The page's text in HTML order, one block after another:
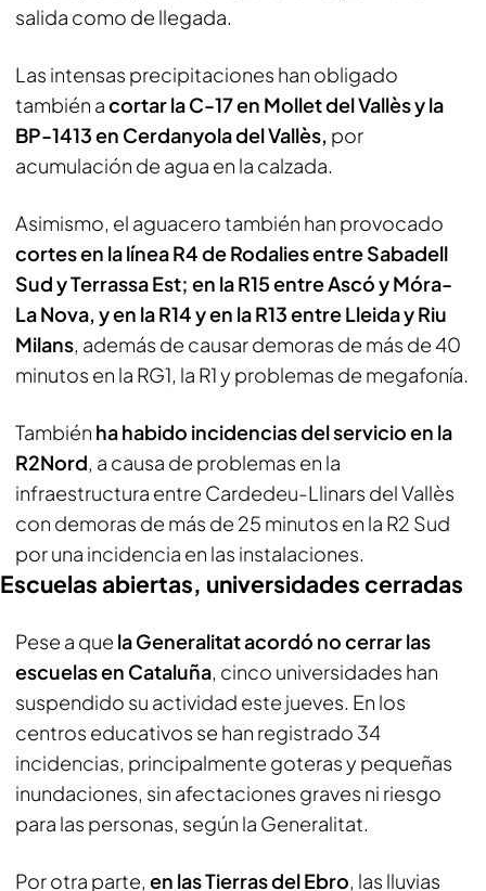
salida como de llegada.
Las intensas precipitaciones han obligado
también acortar la C-17 en Mollet del Vallès y la
BP-1413 en Cerdanyola del Vallès, por
acumulación de agua en la calzada.
Asimismo, el aguacero también han provocado
cortes en la línea R4 de Rodalies entre Sabadell
Sud y Terrassa Est; en la R15 entre Ascó y Móra-
La Nova, y en la R14 y en la R13 entre Lleida y Riu
Milans, además de causar demoras de más de 40
minutos en la RG1, la R1 y problemas de megafonía.
También ha habido incidencias del servicio en la
R2Nord, a causa de problemas en la
infraestructura entre Cardedeu-Llinars del Vallès
con demoras de más de 25 minutos en la R2 Sud
por una incidencia en las instalaciones.
Escuelas abiertas, universidades cerradas
Pese a que la Generalitat acordó no cerrar las
escuelas en Cataluña, cinco universidades han
suspendido su actividad este jueves. En los
centros educativos se han registrado 34
incidencias, principalmente goteras y pequeñas
inundaciones, sin afectaciones graves ni riesgo
para las personas, según la Generalitat.
Por otra parte, en las Tierras del Ebro, las lluvias